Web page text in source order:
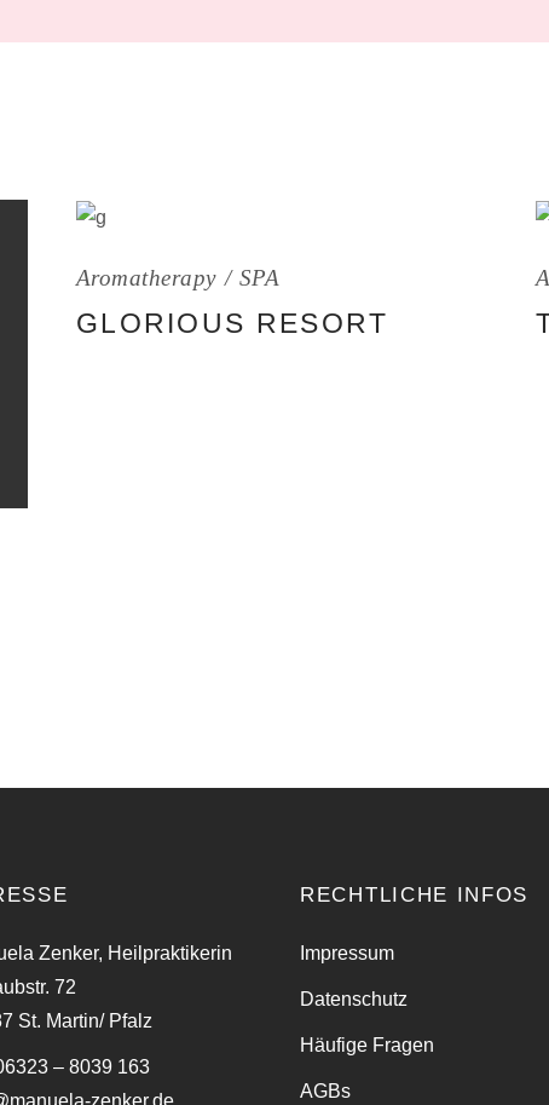
Aromatherapy SPA
GLORIOUS RESORT
Zenker, Heilpraktikerin
72
St. Martin/ Pfalz
– 8039 163
zenker.de
RECHTLICHE INFOS
Impressum
Datenschutz
Häufige Fragen
AGBs